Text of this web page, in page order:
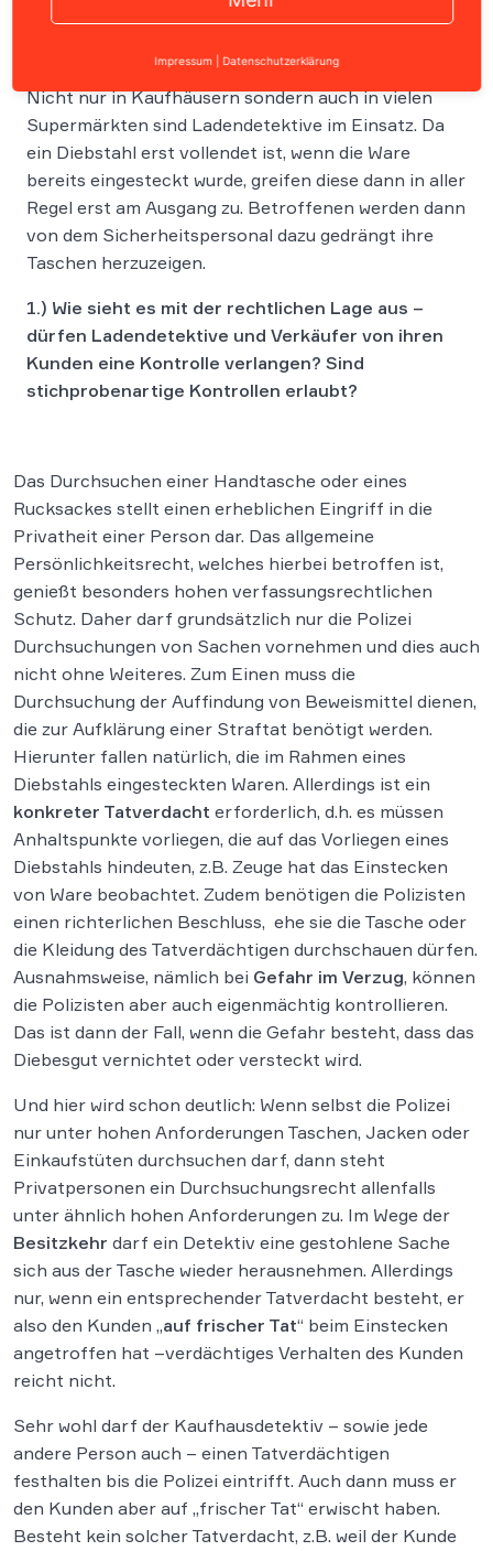
Nicht nur in Kaufhäusern sondern auch in vielen
Supermärkten sind Ladendetektive im Einsatz. Da
ein Diebstahl erst vollendet ist, wenn die Ware
bereits eingesteckt wurde, greifen diese dann in aller
Regel erst am Ausgang zu. Betroffenen werden dann
von dem Sicherheitspersonal dazu gedrängt ihre
Taschen herzuzeigen.
1.) Wie sieht es mit der rechtlichen Lage aus –
dürfen Ladendetektive und Verkäufer von ihren
Kunden eine Kontrolle verlangen? Sind
stichprobenartige Kontrollen erlaubt?
Das Durchsuchen einer Handtasche oder eines
Rucksackes stellt einen erheblichen Eingriff in die
Privatheit einer Person dar. Das allgemeine
Persönlichkeitsrecht, welches hierbei betroffen ist,
genießt besonders hohen verfassungsrechtlichen
Schutz. Daher darf grundsätzlich nur die Polizei
Durchsuchungen von Sachen vornehmen und dies auch
nicht ohne Weiteres. Zum Einen muss die
Durchsuchung der Auffindung von Beweismittel dienen,
die zur Aufklärung einer Straftat benötigt werden.
Hierunter fallen natürlich, die im Rahmen eines
Diebstahls eingesteckten Waren. Allerdings ist ein
konkreter Tatverdacht erforderlich, d.h. es müssen
Anhaltspunkte vorliegen, die auf das Vorliegen eines
Diebstahls hindeuten, z.B. Zeuge hat das Einstecken
von Ware beobachtet. Zudem benötigen die Polizisten
einen richterlichen Beschluss, ehe sie die Tasche oder
die Kleidung des Tatverdächtigen durchschauen dürfen.
Ausnahmsweise, nämlich bei Gefahr im Verzug, können
die Polizisten aber auch eigenmächtig kontrollieren.
Das ist dann der Fall, wenn die Gefahr besteht, dass das
Diebesgut vernichtet oder versteckt wird.
Und hier wird schon deutlich: Wenn selbst die Polizei
nur unter hohen Anforderungen Taschen, Jacken oder
Einkaufstüten durchsuchen darf, dann steht
Privatpersonen ein Durchsuchungsrecht allenfalls
unter ähnlich hohen Anforderungen zu. Im Wege der
Besitzkehr darf ein Detektiv eine gestohlene Sache
sich aus der Tasche wieder herausnehmen. Allerdings
nur, wenn ein entsprechender Tatverdacht besteht, er
also den Kunden „auf frischer Tat“ beim Einstecken
angetroffen hat –verdächtiges Verhalten des Kunden
reicht nicht.
Sehr wohl darf der Kaufhausdetektiv – sowie jede
andere Person auch – einen Tatverdächtigen
festhalten bis die Polizei eintrifft. Auch dann muss er
den Kunden aber auf „frischer Tat“ erwischt haben.
Besteht kein solcher Tatverdacht, z.B. weil der Kunde
Impressum Datenschutzerklärung